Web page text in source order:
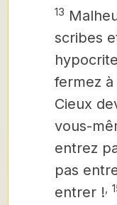
13
scribes
fermez
Cieux
vous-
entrez
pas
entrer !